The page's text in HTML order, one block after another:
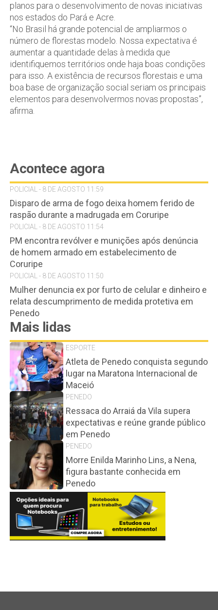
planos para o desenvolvimento de novas iniciativas
nos estados do Pará e Acre.
“No Brasil há grande potencial de ampliarmos o
número de florestas modelo. Nossa expectativa é
aumentar a quantidade delas à medida que
identifiquemos territórios onde haja boas condições
para isso. A existência de recursos florestais e uma
boa base de organização social seriam os principais
elementos para desenvolvermos novas propostas”,
afirma.
Acontece agora
POLICIAL - 8 DE AGOSTO 11:59
Disparo de arma de fogo deixa homem ferido de
raspão durante a madrugada em Coruripe
POLICIAL - 8 DE AGOSTO 11:54
PM encontra revólver e munições após denúncia
de homem armado em estabelecimento de
Coruripe
POLICIAL - 8 DE AGOSTO 11:50
Mulher denuncia ex por furto de celular e dinheiro e
relata descumprimento de medida protetiva em
Penedo
Mais lidas
ESPORTE
Atleta de Penedo conquista segundo
lugar na Maratona Internacional de
Maceió
PENEDO
Ressaca do Arraiá da Vila supera
expectativas e reúne grande público
em Penedo
PENEDO
Morre Enilda Marinho Lins, a Nena,
figura bastante conhecida em
Penedo